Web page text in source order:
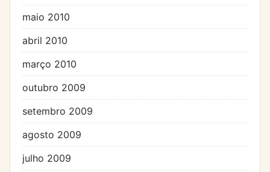
maio 2010
abril 2010
março 2010
outubro 2009
setembro 2009
agosto 2009
julho 2009